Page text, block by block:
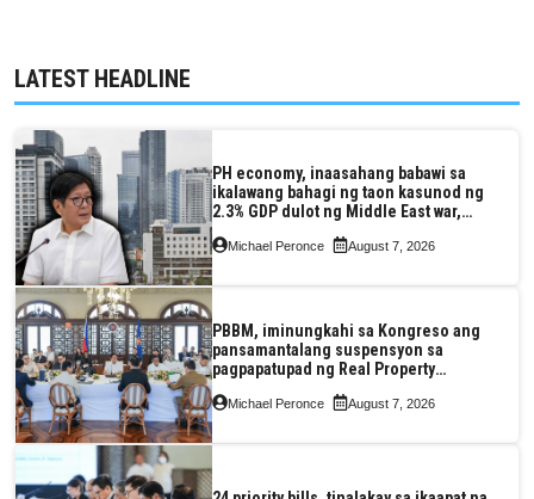
LATEST HEADLINE
PH economy, inaasahang babawi sa
ikalawang bahagi ng taon kasunod ng
2.3% GDP dulot ng Middle East war,
pagkaantala ng public construction
Michael Peronce August 7, 2026
PBBM, iminungkahi sa Kongreso ang
pansamantalang suspensyon sa
pagpapatupad ng Real Property
Valuation and Assessment Reform Act
Michael Peronce August 7, 2026